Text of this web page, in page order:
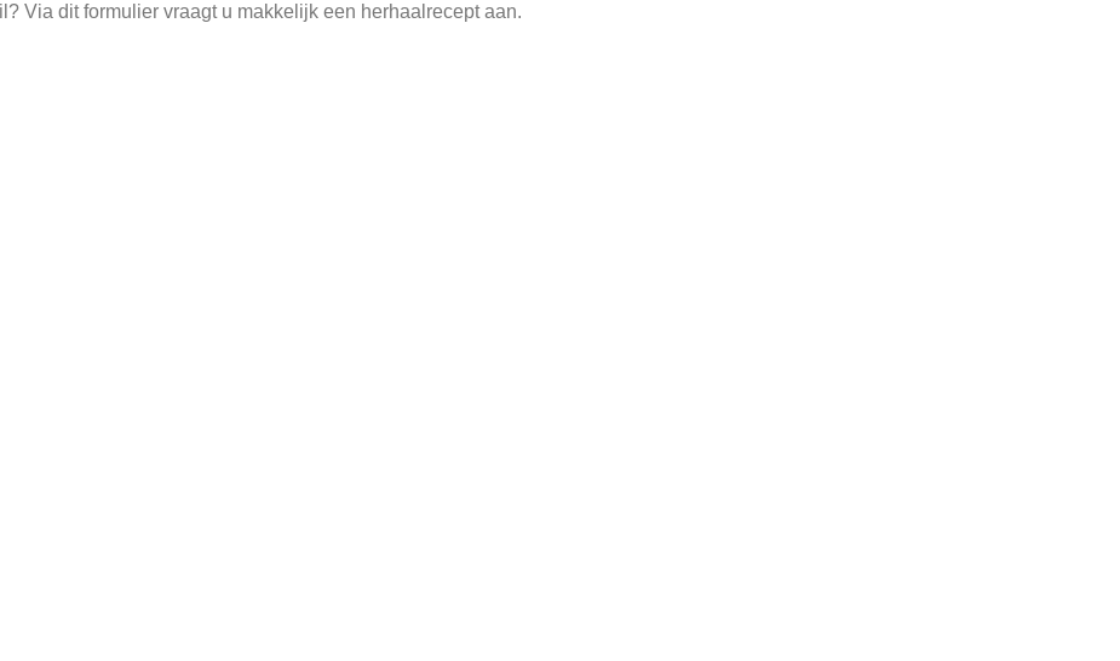
Via dit formulier vraagt u makkelijk een herhaalrecept aan.